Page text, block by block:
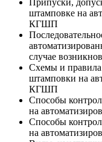
штамповке на
КГШП
случае
Схемы и правила
штамповки на
КГШП
Способы
на
Способы
на